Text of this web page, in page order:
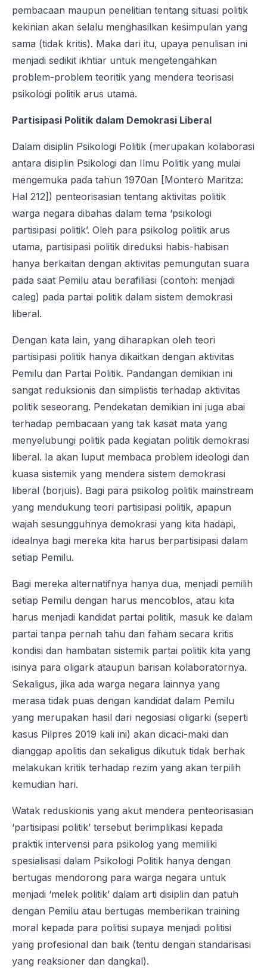
pembacaan maupun penelitian tentang situasi politik
kekinian akan selalu menghasilkan kesimpulan yang
sama (tidak kritis). Maka dari itu, upaya penulisan ini
menjadi sedikit ikhtiar untuk mengetengahkan
problem-problem teoritik yang mendera teorisasi
psikologi politik arus utama.
Partisipasi Politik dalam Demokrasi Liberal
Dalam disiplin Psikologi Politik (merupakan kolaborasi
antara disiplin Psikologi dan Ilmu Politik yang mulai
mengemuka pada tahun 1970an [Montero Maritza:
Hal 212]) penteorisasian tentang aktivitas politik
warga negara dibahas dalam tema ‘psikologi
partisipasi politik’. Oleh para psikolog politik arus
utama, partisipasi politik direduksi habis-habisan
hanya berkaitan dengan aktivitas pemungutan suara
pada saat Pemilu atau berafiliasi (contoh: menjadi
caleg) pada partai politik dalam sistem demokrasi
liberal.
Dengan kata lain, yang diharapkan oleh teori
partisipasi politik hanya dikaitkan dengan aktivitas
Pemilu dan Partai Politik. Pandangan demikian ini
sangat reduksionis dan simplistis terhadap aktivitas
politik seseorang. Pendekatan demikian ini juga abai
terhadap pembacaan yang tak kasat mata yang
menyelubungi politik pada kegiatan politik demokrasi
liberal. Ia akan luput membaca problem ideologi dan
kuasa sistemik yang mendera sistem demokrasi
liberal (borjuis). Bagi para psikolog politik mainstream
yang mendukung teori partisipasi politik, apapun
wajah sesungguhnya demokrasi yang kita hadapi,
idealnya bagi mereka kita harus berpartisipasi dalam
setiap Pemilu.
Bagi mereka alternatifnya hanya dua, menjadi pemilih
setiap Pemilu dengan harus mencoblos, atau kita
harus menjadi kandidat partai politik, masuk ke dalam
partai tanpa pernah tahu dan faham secara kritis
kondisi dan hambatan sistemik partai politik kita yang
isinya para oligark ataupun barisan kolaboratornya.
Sekaligus, jika ada warga negara lainnya yang
merasa tidak puas dengan kandidat dalam Pemilu
yang merupakan hasil dari negosiasi oligarki (seperti
kasus Pilpres 2019 kali ini) akan dicaci-maki dan
dianggap apolitis dan sekaligus dikutuk tidak berhak
melakukan kritik terhadap rezim yang akan terpilih
kemudian hari.
Watak reduskionis yang akut mendera penteorisasian
‘partisipasi politik’ tersebut berimplikasi kepada
praktik intervensi para psikolog yang memiliki
spesialisasi dalam Psikologi Politik hanya dengan
bertugas mendorong para warga negara untuk
menjadi ‘melek politik’ dalam arti disiplin dan patuh
dengan Pemilu atau bertugas memberikan training
moral kepada para politisi supaya menjadi politisi
yang profesional dan baik (tentu dengan standarisasi
yang reaksioner dan dangkal).